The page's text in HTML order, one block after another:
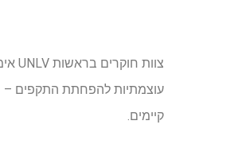
עוצמתיות להפחתת התקפים –
קיימים.